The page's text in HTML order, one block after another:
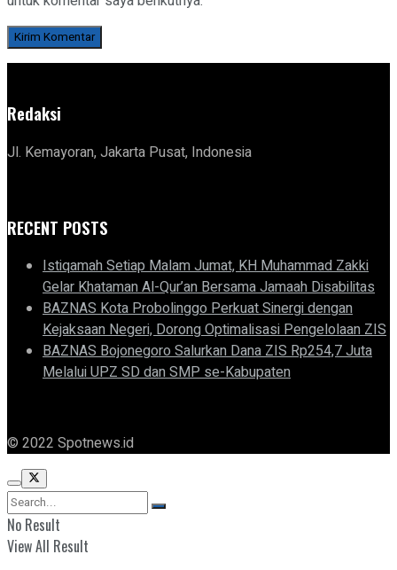
Redaksi
Jl. Kemayoran, Jakarta Pusat, Indonesia
RECENT POSTS
Istiqamah Setiap Malam Jumat, KH Muhammad Zakki
Gelar Khataman Al-Qur’an Bersama Jamaah Disabilitas
BAZNAS Kota Probolinggo Perkuat Sinergi dengan
Kejaksaan Negeri, Dorong Optimalisasi Pengelolaan ZIS
BAZNAS Bojonegoro Salurkan Dana ZIS Rp254,7 Juta
Melalui UPZ SD dan SMP se-Kabupaten
© 2022 Spotnews.id
No Result
View All Result